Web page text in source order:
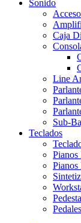
Sonido
Caja
Line
Sub-
Teclados
Pianos
Pianos
Pedales